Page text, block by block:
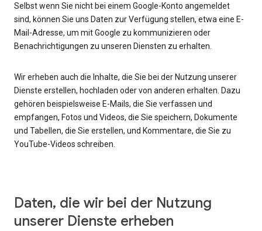
Selbst wenn Sie nicht bei einem Google-Konto angemeldet
sind, können Sie uns Daten zur Verfügung stellen, etwa eine E-
Mail-Adresse, um mit Google zu kommunizieren oder
Benachrichtigungen zu unseren Diensten zu erhalten.
Wir erheben auch die Inhalte, die Sie bei der Nutzung unserer
Dienste erstellen, hochladen oder von anderen erhalten. Dazu
gehören beispielsweise E-Mails, die Sie verfassen und
empfangen, Fotos und Videos, die Sie speichern, Dokumente
und Tabellen, die Sie erstellen, und Kommentare, die Sie zu
YouTube-Videos schreiben.
Daten, die wir bei der Nutzung
unserer Dienste erheben